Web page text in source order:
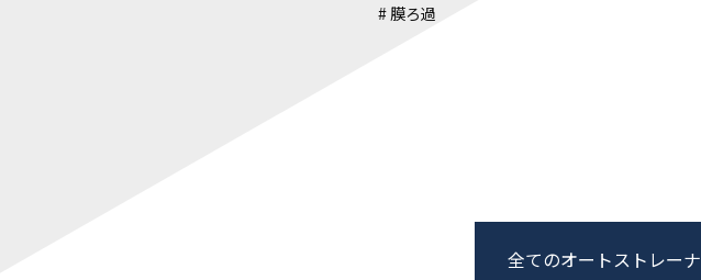
膜ろ過
全てのオートストレーナ